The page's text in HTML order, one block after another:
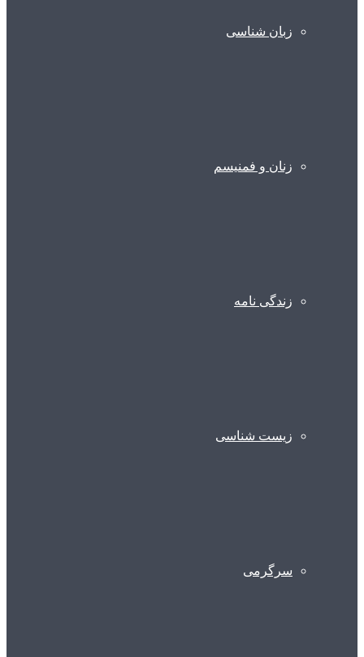
زبان شناسی
زنان و فمنیسم
زندگی نامه
زیست شناسی
سرگرمی